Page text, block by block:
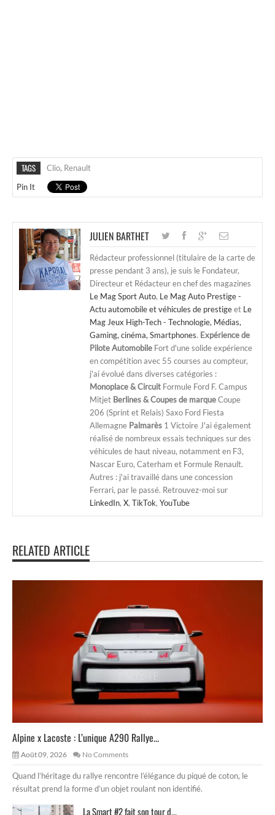
TAGS Clio, Renault
Pin It
JULIEN BARTHET
Rédacteur professionnel (titulaire de la carte de
presse pendant 3 ans), je suis le Fondateur,
Directeur et Rédacteur en chef des magazines
Le Mag Sport Auto, Le Mag Auto Prestige -
Actu automobile et véhicules de prestigeet Le
Mag Jeux High-Tech - Technologie, Médias,
Gaming, cinéma, Smartphones. Expérience de
Pilote Automobile Fort d'une solide expérience
en compétition avec 55 courses au compteur,
j'ai évolué dans diverses catégories :
Monoplace & Circuit Formule Ford F. Campus
Mitjet Berlines & Coupes de marqueCoupe
206 (Sprint et Relais) Saxo Ford Fiesta
Allemagne Palmarès 1 Victoire J'ai également
réalisé de nombreux essais techniques sur des
véhicules de haut niveau, notamment en F3,
Nascar Euro, Caterham et Formule Renault.
Autres : j'ai travaillé dans une concession
Ferrari, par le passé. Retrouvez-moi sur
LinkedIn, X, TikTok, YouTube
RELATED ARTICLE
Alpine x Lacoste : L’unique A290 Rallye...
Août 09, 2026 No Comments
Quand l’héritage du rallye rencontre l’élégance du piqué de coton, le
résultat prend la forme d’un objet roulant non identifié.
La Smart #2 fait son tour d...